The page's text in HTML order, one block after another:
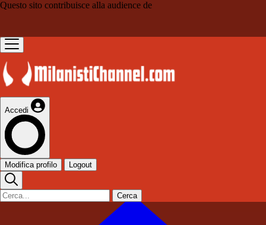
Questo sito contribuisce alla audience de
Accedi
Modifica profilo Logout
Cerca